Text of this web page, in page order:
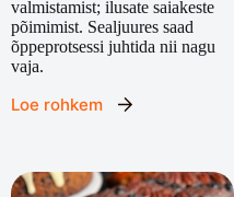
valmistamist; ilusate saiakeste
põimimist. Sealjuures saad
õppeprotsessi juhtida nii nagu
vaja.
Loe rohkem